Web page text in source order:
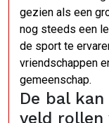
gezien als een
nog steeds een
de sport te
vriendschappen
gemeenschap.
De bal
veld rollen